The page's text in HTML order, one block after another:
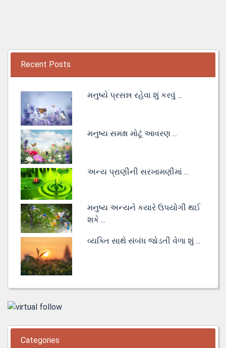
Recent Posts
મનુષ્યે પ્રસન્ન રહેવા શું કરવું ...
મનુષ્ય સમક્ષ મોટૂં આવરણ ...
અન્ય પ્રાણીની સરખામણીમાં ...
મનુષ્ય અન્યને કયારે ઉપયોગી થઈ
શકે ...
વ્યક્તિ સાથે સંબંધ જોડતી વેળા શું ...
Categories